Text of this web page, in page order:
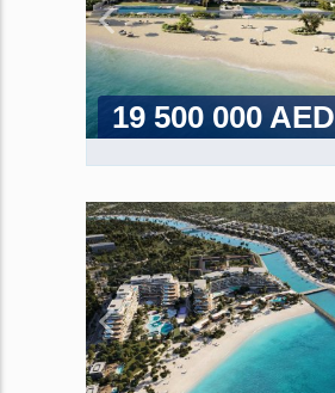
19 500 000 AED